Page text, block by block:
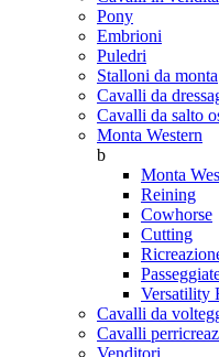
Pony
Embrioni
Puledri
Stalloni da monta
Cavalli da
Cavalli da salto
Monta Western
b
Monta
Reining
Cowhorse
Cutting
Versatility
Cavalli da
Cavalli
Venditori